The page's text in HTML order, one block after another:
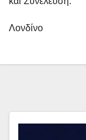
Λονδίνο